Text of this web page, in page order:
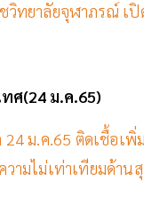
วิทยาลัยจุฬาภรณ์ เปิ
ทศ(24 ม.ค.65)
24 ม.ค.65 ติดเชื้อเ
วามไม่เท่าเทียมด้า